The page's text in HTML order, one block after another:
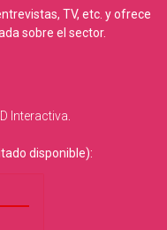
TV, etc. y ofrece
sobre el sector.
Interactiva
disponible):